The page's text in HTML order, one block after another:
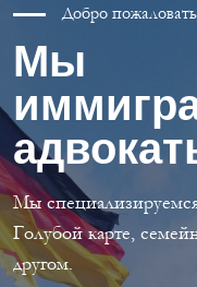
Добро
Мы
Мы
Голубой карте,
другом.